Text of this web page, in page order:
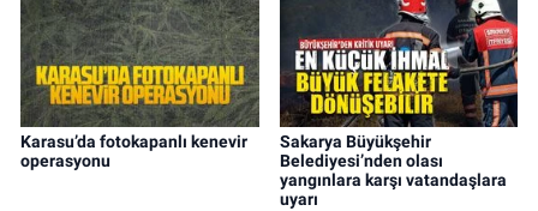
Karasu’da fotokapanlı kenevir
operasyonu
Sakarya Büyükşehir
Belediyesi’nden olası
yangınlara karşı vatandaşlara
uyarı